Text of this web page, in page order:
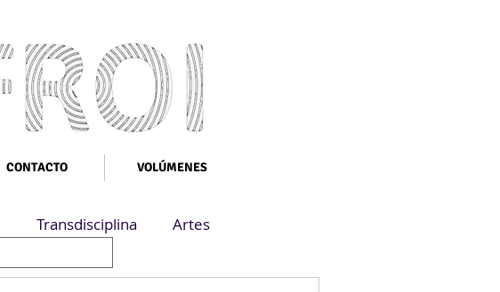
CONTACTO VOLÚMENES
Transdisciplina Artes